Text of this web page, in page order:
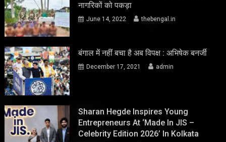
नागरिकों को पकड़ा
June 14, 2022 thebengal.in
बंगाल में नहीं बचा है अब विपक्ष : अभिषेक बनर्जी
December 17, 2021 admin
Sharan Hegde Inspires Young
Entrepreneurs At ‘Made In JIS –
Celebrity Edition 2026’ In Kolkata